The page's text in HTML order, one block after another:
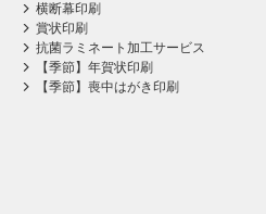
横断幕印刷
賞状印刷
抗菌ラミネート加工サービス
【季節】年賀状印刷
【季節】喪中はがき印刷